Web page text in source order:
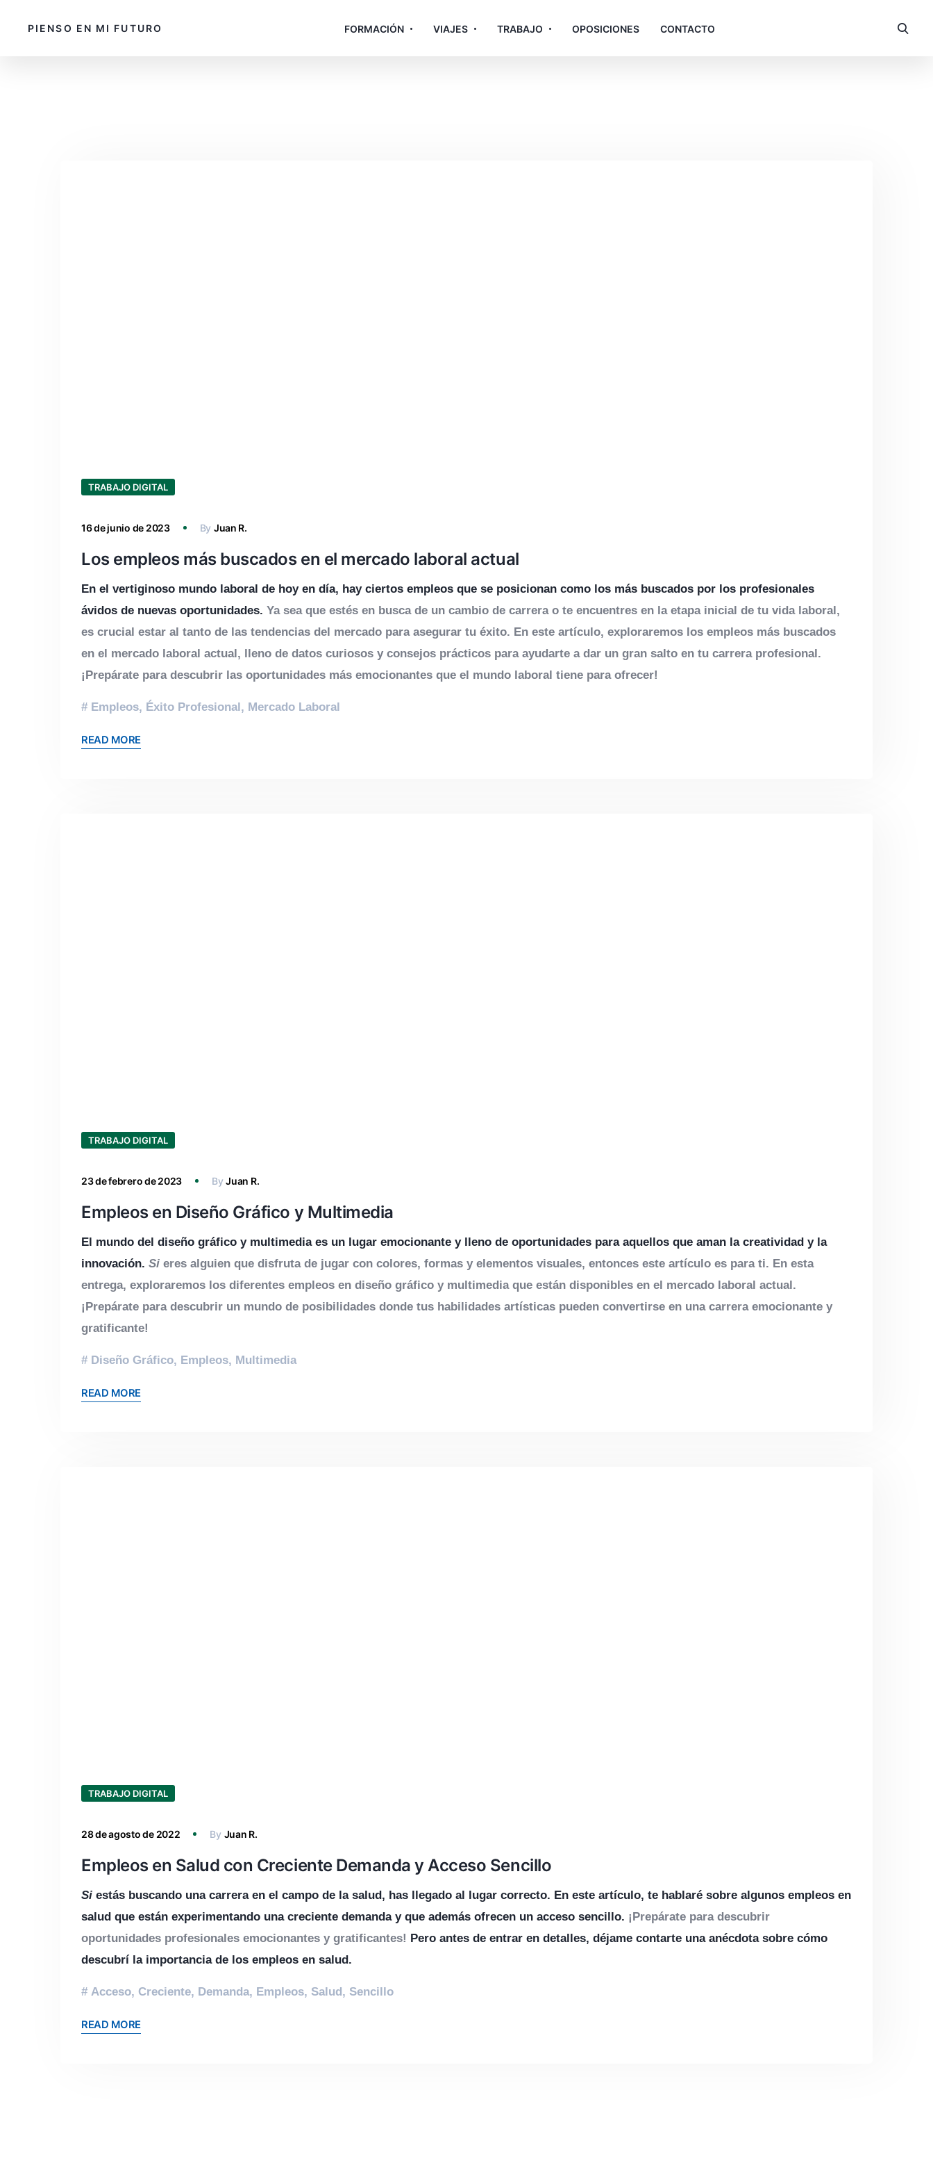
PIENSO EN MI FUTURO FORMACIÓN VIAJES TRABAJO OPOSICIONES CONTACTO
TRABAJO DIGITAL
16 de junio de 2023 By Juan R.
Los empleos más buscados en el mercado laboral actual
En el vertiginoso mundo laboral de hoy en día, hay ciertos empleos que se posicionan como los más buscados por los profesionales
ávidos de nuevas oportunidades. Ya sea que estés en busca de un cambio de carrera o te encuentres en la etapa inicial de tu vida laboral,
es crucial estar al tanto de las tendencias del mercado para asegurar tu éxito. En este artículo, exploraremos los empleos más buscados
en el mercado laboral actual, lleno de datos curiosos y consejos prácticos para ayudarte a dar un gran salto en tu carrera profesional.
¡Prepárate para descubrir las oportunidades más emocionantes que el mundo laboral tiene para ofrecer!
Empleos, Éxito Profesional, Mercado Laboral
READ MORE
TRABAJO DIGITAL
23 de febrero de 2023 ByJuan R.
Empleos en Diseño Gráfico y Multimedia
El mundo del diseño gráfico y multimedia es un lugar emocionante y lleno de oportunidades para aquellos que aman la creatividad y la
innovación. Si eres alguien que disfruta de jugar con colores, formas y elementos visuales, entonces este artículo es para ti. En esta
entrega, exploraremos los diferentes empleos en diseño gráfico y multimedia que están disponibles en el mercado laboral actual.
¡Prepárate para descubrir un mundo de posibilidades donde tus habilidades artísticas pueden convertirse en una carrera emocionante y
gratificante!
Diseño Gráfico, Empleos, Multimedia
READ MORE
TRABAJO DIGITAL
28 de agosto de 2022 By Juan R.
Empleos en Salud con Creciente Demanda y Acceso Sencillo
Si estás buscando una carrera en el campo de la salud, has llegado al lugar correcto. En este artículo, te hablaré sobre algunos empleos en
salud que están experimentando una creciente demanda y que además ofrecen un acceso sencillo. ¡Prepárate para descubrir
oportunidades profesionales emocionantes y gratificantes! Pero antes de entrar en detalles, déjame contarte una anécdota sobre cómo
descubrí la importancia de los empleos en salud.
Acceso, Creciente, Demanda, Empleos, Salud, Sencillo
READ MORE